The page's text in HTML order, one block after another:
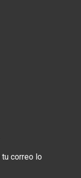
tu correo lo